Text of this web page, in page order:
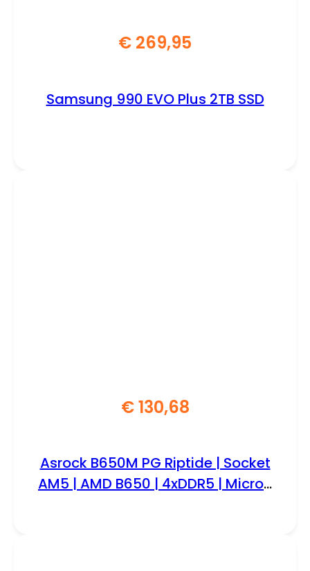
€ 269,95
Samsung 990 EVO Plus 2TB SSD
€130,68
Asrock B650M PG Riptide | Socket
AM5 | AMD B650 | 4xDDR5 | Micro-